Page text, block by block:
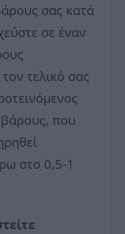
σας κατά
σε έναν
τελικό σας
που
στο 0,5-1